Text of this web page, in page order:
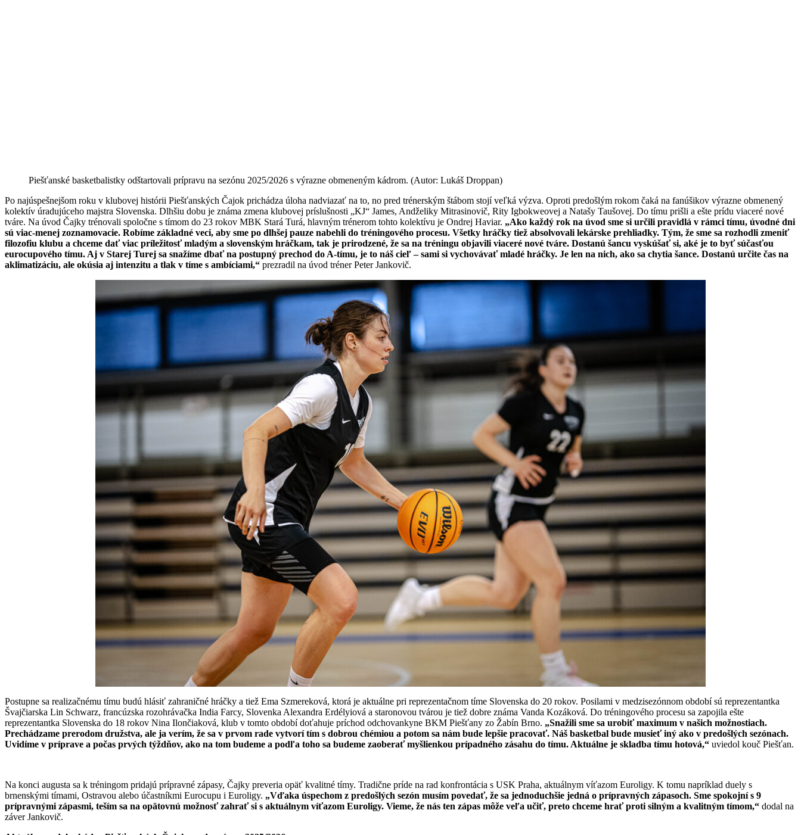
Piešťanské basketbalistky odštartovali prípravu na sezónu 2025/2026 s výrazne obmeneným kádrom. (Autor: Lukáš Droppan)
Po najúspešnejšom roku v klubovej histórii Piešťanských Čajok prichádza úloha nadviazať na to, no pred trénerským štábom stojí veľká výzva. Oproti predošlým rokom čaká na fanúšikov výrazne obmenený
kolektív úradujúceho majstra Slovenska. Dlhšiu dobu je známa zmena klubovej príslušnosti „KJ“ James, Andželiky Mitrasinovič, Rity Igbokweovej a Natašy Taušovej. Do tímu prišli a ešte prídu viaceré nové
tváre. Na úvod Čajky trénovali spoločne s tímom do 23 rokov MBK Stará Turá, hlavným trénerom tohto kolektívu je Ondrej Haviar. „Ako každý rok na úvod sme si určili pravidlá v rámci tímu, úvodné dni
sú viac-menej zoznamovacie. Robíme základné veci, aby sme po dlhšej pauze nabehli do tréningového procesu. Všetky hráčky tiež absolvovali lekárske prehliadky. Tým, že sme sa rozhodli zmeniť
filozofiu klubu a chceme dať viac príležitosť mladým a slovenským hráčkam, tak je prirodzené, že sa na tréningu objavili viaceré nové tváre. Dostanú šancu vyskúšať si, aké je to byť súčasťou
eurocupového tímu. Aj v Starej Turej sa snažíme dbať na postupný prechod do A-tímu, je to náš cieľ – sami si vychovávať mladé hráčky. Je len na nich, ako sa chytia šance. Dostanú určite čas na
aklimatizáciu, ale okúsia aj intenzitu a tlak v tíme s ambíciami,“ prezradil na úvod tréner Peter Jankovič.
Postupne sa realizačnému tímu budú hlásiť zahraničné hráčky a tiež Ema Szmereková, ktorá je aktuálne pri reprezentačnom tíme Slovenska do 20 rokov. Posilami v medzisezónnom období sú reprezentantka
Švajčiarska Lin Schwarz, francúzska rozohrávačka India Farcy, Slovenka Alexandra Erdélyiová a staronovou tvárou je tiež dobre známa Vanda Kozáková. Do tréningového procesu sa zapojila ešte
reprezentantka Slovenska do 18 rokov Nina Ilončiaková, klub v tomto období doťahuje príchod odchovankyne BKM Piešťany zo Žabín Brno. „Snažili sme sa urobiť maximum v našich možnostiach.
Prechádzame prerodom družstva, ale ja verím, že sa v prvom rade vytvorí tím s dobrou chémiou a potom sa nám bude lepšie pracovať. Náš basketbal bude musieť iný ako v predošlých sezónach.
Uvidíme v príprave a počas prvých týždňov, ako na tom budeme a podľa toho sa budeme zaoberať myšlienkou prípadného zásahu do tímu. Aktuálne je skladba tímu hotová,“ uviedol kouč Piešťan.
Na konci augusta sa k tréningom pridajú prípravné zápasy, Čajky preveria opäť kvalitné tímy. Tradične príde na rad konfrontácia s USK Praha, aktuálnym víťazom Euroligy. K tomu napríklad duely s
brnenskými tímami, Ostravou alebo účastníkmi Eurocupu i Euroligy. „Vďaka úspechom z predošlých sezón musím povedať, že sa jednoduchšie jedná o prípravných zápasoch. Sme spokojní s 9
prípravnými zápasmi, teším sa na opätovnú možnosť zahrať si s aktuálnym víťazom Euroligy. Vieme, že nás ten zápas môže veľa učiť, preto chceme hrať proti silným a kvalitným tímom,“ dodal na
záver Jankovič.